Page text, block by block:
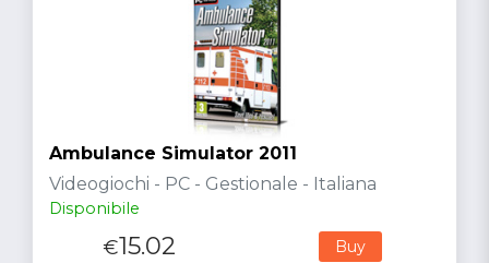
Ambulance Simulator 2011
Videogiochi - PC - Gestionale - Italiana
Disponibile
€15.02 Buy